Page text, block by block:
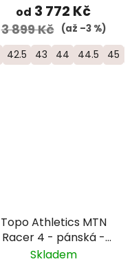
od 3 772 Kč
3 899 Kč (až –3 %)
42.5 43 44 44.5 45
Topo Athletics MTN
Racer 4 - pánská -
šedá/žlutá
Skladem